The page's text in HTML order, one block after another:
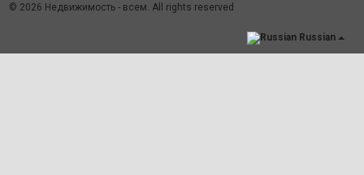
© 2026 Недвижимость - всем. All rights reserved
Russian